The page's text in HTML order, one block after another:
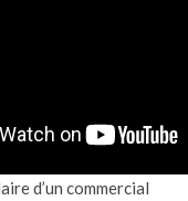
d’un commercial